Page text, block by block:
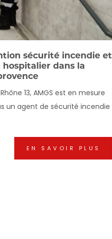
sécurité incendie et
dans la
13, AMGS est en mesure
un agent de sécurité incendie
EN SAVOIR PLUS